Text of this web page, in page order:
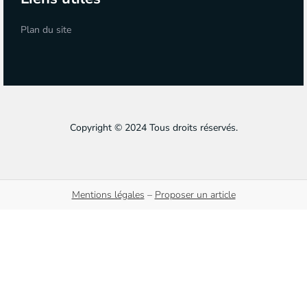
Plan du site
Copyright © 2024 Tous droits réservés.
Mentions légales – Proposer un article